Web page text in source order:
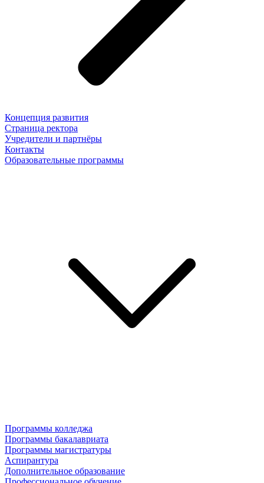
Концепция развития
Страница ректора
Учредители и партнёры
Контакты
Образовательные программы
Программы колледжа
Программы бакалавриата
Программы магистратуры
Аспирантура
Дополнительное образование